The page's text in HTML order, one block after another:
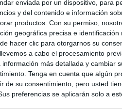
enviada por un dispositivo, para
y del contenido e información
productos. Con su permiso,
geográfica precisa e
hacer clic para otorgarnos su
a cabo el procesamiento
información más detallada y cambiar
Tenga en cuenta que algún
de su consentimiento, pero usted
preferencias se aplicarán solo a